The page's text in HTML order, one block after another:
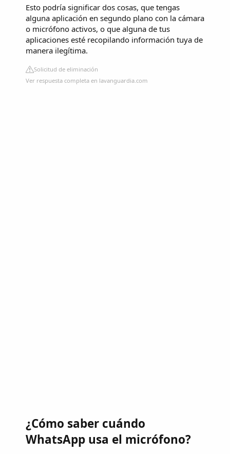
Esto podría significar dos cosas, que tengas
alguna aplicación en segundo plano con la cámara
o micrófono activos, o que alguna de tus
aplicaciones esté recopilando información tuya de
manera ilegítima.
Solicitud de eliminación
Ver respuesta completa en lavanguardia.com
¿Cómo saber cuándo
WhatsApp usa el micrófono?